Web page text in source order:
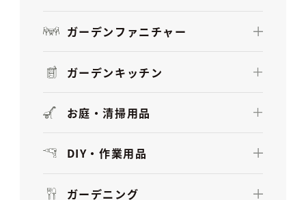
ガーデンファニチャー
ガーデンキッチン
お庭・清掃用品
DIY・作業用品
ガーデニング